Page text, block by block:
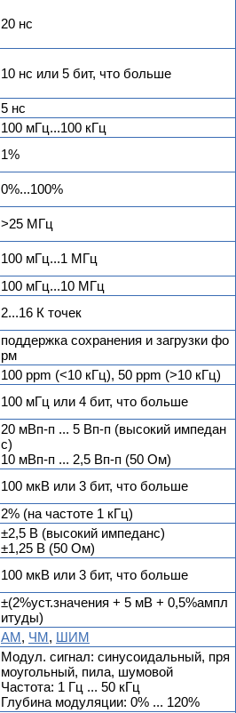
20 нс
10 нс или 5 бит, что больше
5 нс
100 мГц...100 кГц
1%
0%...100%
>25 МГц
100 мГц...1 МГц
100 мГц...10 МГц
2...16 К точек
поддержка сохранения и загрузки фо
рм
100 ppm (<10 кГц), 50 ppm (>10 кГц)
100 мГц или 4 бит, что больше
20 мВп-п ... 5 Вп-п (высокий импедан
с)
10 мВп-п ... 2,5 Вп-п (50 Ом)
100 мкВ или 3 бит, что больше
2% (на частоте 1 кГц)
±2,5 В (высокий импеданс)
±1,25 В (50 Ом)
100 мкВ или 3 бит, что больше
±(2%уст.значения + 5 мВ + 0,5%ампл
итуды)
АМ, ЧМ, ШИМ
Модул. сигнал: синусоидальный, пря
моугольный, пила, шумовой
Частота: 1 Гц ... 50 кГц
Глубина модуляции: 0% ... 120%